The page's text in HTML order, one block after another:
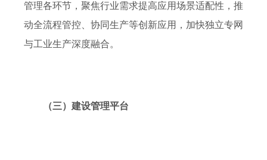
管理各环节， 聚焦行业需求提高应用场景适配性 ， 推
动全流程管控、协同生产等创新应用 ， 加快独立专网
与工业生产深度融合。
（三）建设管理平台